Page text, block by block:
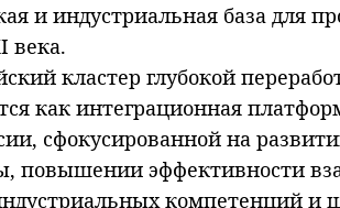
и индустриальная база для
века.
кластер глубокой
как интеграционная
сфокусированной на
повышении эффективности
компетенций и